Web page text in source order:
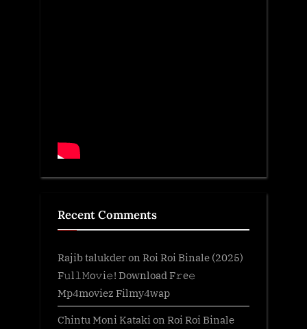
Recent Comments
Rajib talukderon Roi Roi Binale (2025)
F𝚞l𝚕𝙼o𝚟i𝚎! Download F𝚛e𝚎
Mp4moviez Filmy4wap
Chintu Moni Kataki on Roi Roi Binale